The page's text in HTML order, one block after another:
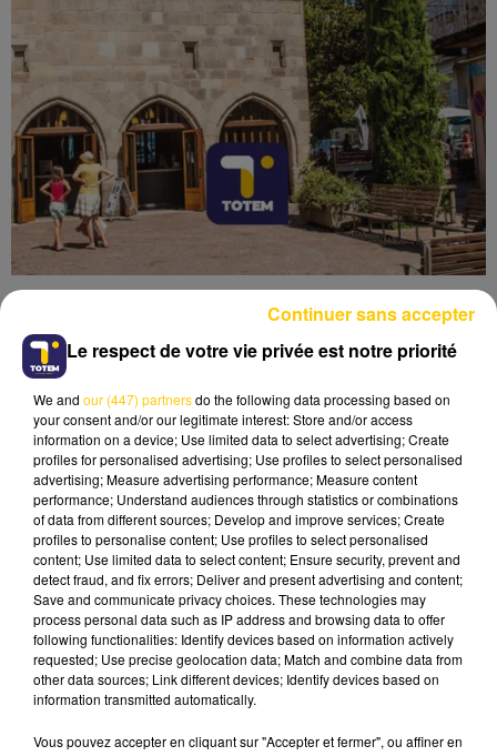
Lecture (6 min 22 sec)
20 mai 2026 - 6 min 22 sec
L'INFO DU LOT À FIGEAC LE 20/05/26 À
12H30
L'info du Lot à Figeac
Le respect de votre vie privée est notre priorité
We and our (447) partnersdo the following data processing based on
your consent and/or our legitimate interest: Store and/or access
information on a device; Use limited data to select advertising; Create
profiles for personalised advertising; Use profiles to select personalised
advertising; Measure advertising performance; Measure content
performance; Understand audiences through statistics or combinations
of data from different sources; Develop and improve services; Create
profiles to personalise content; Use profiles to select personalised
content; Use limited data to select content; Ensure security, prevent and
detect fraud, and fix errors; Deliver and present advertising and content;
Save and communicate privacy choices. These technologies may
process personal data such as IP address and browsing data to offer
following functionalities: Identify devices based on information actively
requested; Use precise geolocation data; Match and combine data from
other data sources; Link different devices; Identify devices based on
information transmitted automatically.
Vous pouvez accepter en cliquant sur "Accepter et fermer", ou affiner en
Continuer sans accepter